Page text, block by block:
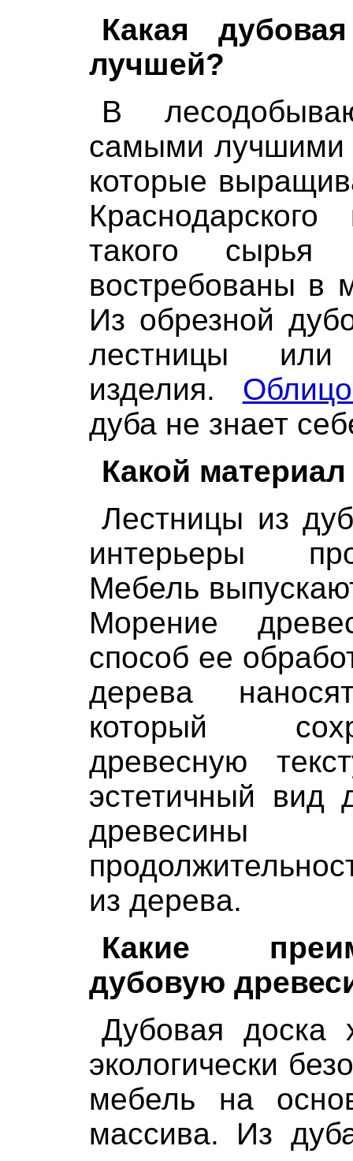
Какая
лучшей?
В
самыми лучшими
которые
такого сырья
востребованы в
Из обрезной
лестницы
изделия.
дуба не знает
Какой
Лестницы из
интерьеры
Мебель
Морение
способ ее
дерева
который
древесную
эстетичный вид
из дерева.
Какие
дубовую
Дубовая
экологически
мебель на
массива. Из